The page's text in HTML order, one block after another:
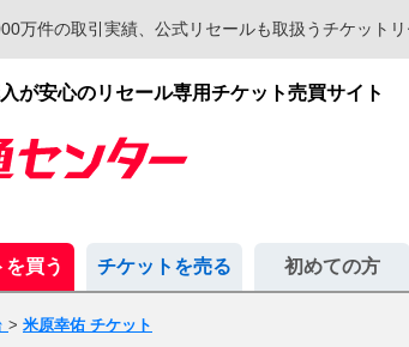
万件の取引実績、公式リセールも取扱うチケット
が安心のリセール専用チケット売買サイト
買う チケットを売る 初めての方
> 米原幸佑 チケット